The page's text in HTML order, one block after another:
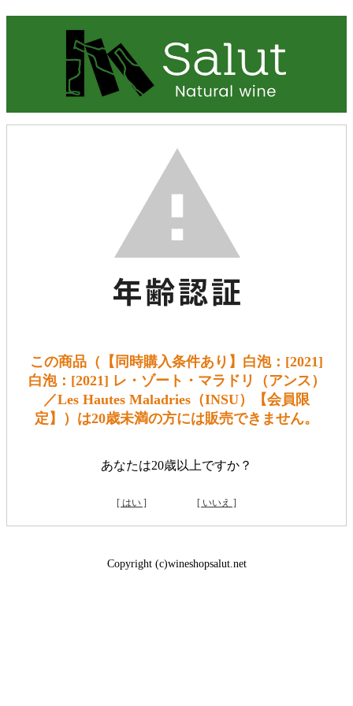
この商品（【同時購入条件あり】白泡：[2021]
白泡：[2021] レ・ゾート・マラドリ（アンス）
／Les Hautes Maladries（INSU）【会員限
定】）は20歳未満の方には販売できません。
あなたは20歳以上ですか？
[ はい ] [ いいえ ]
Copyright (c)wineshopsalut.net